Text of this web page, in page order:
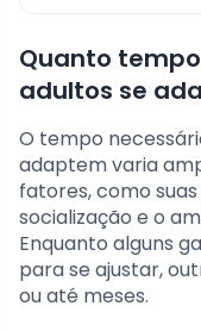
Quanto
adultos se
O tempo
adaptem varia
fatores, como
socialização e o
Enquanto alguns
para se ajustar,
ou até meses.